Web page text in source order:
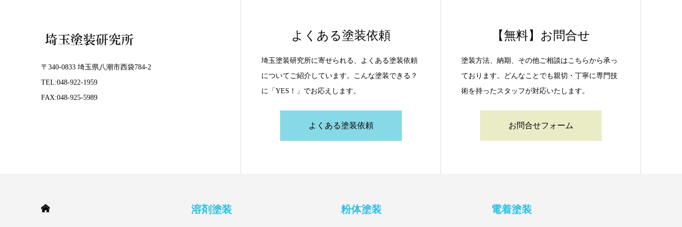
〒340-0833 埼玉県八潮市西袋784-2
TEL:048-922-1959
FAX:048-925-5989
よくある塗装依頼
埼玉塗装研究所に寄せられる、よくある塗装依頼
についてご紹介しています。こんな塗装できる？
に「YES！」でお応えします。
よくある塗装依頼
【無料】お問合せ
塗装方法、納期、その他ご相談はこちらから承っ
ております。どんなことでも親切・丁寧に専門技
術を持ったスタッフが対応いたします。
お問合せフォーム
溶剤塗装 粉体塗装 電着塗装